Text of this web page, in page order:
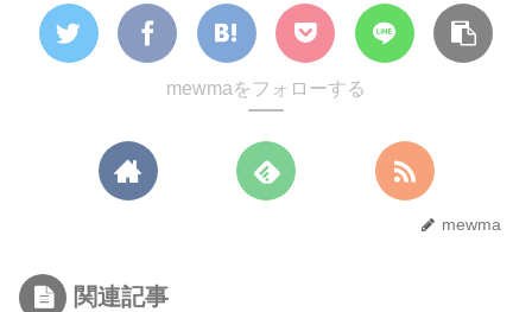
mewmaをフォローする
mewma
関連記事